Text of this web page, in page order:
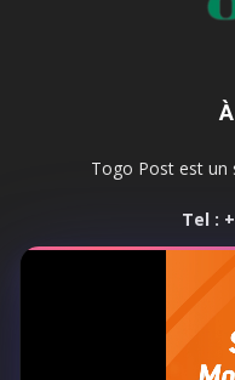
Togo Post est un
Tel :